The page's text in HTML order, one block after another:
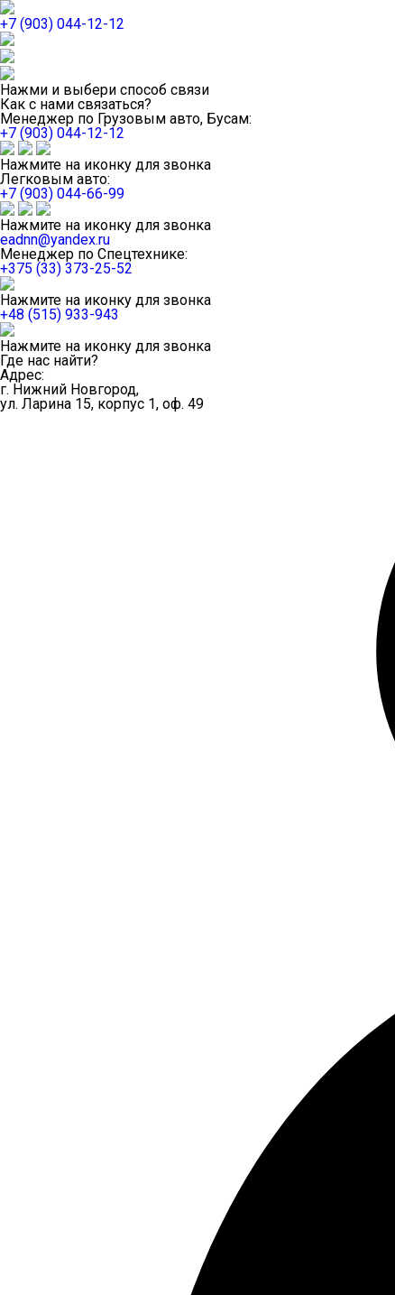
+7 (903) 044-12-12
Нажми и выбери способ связи
Как с нами связаться?
Менеджер по Грузовым авто, Бусам:
+7 (903) 044-12-12
Нажмите на иконку для звонка
Легковым авто:
+7 (903) 044-66-99
Нажмите на иконку для звонка
eadnn@yandex.ru
Менеджер по Спецтехнике:
+375 (33) 373-25-52
Нажмите на иконку для звонка
+48 (515) 933-943
Нажмите на иконку для звонка
Где нас найти?
Адрес:
г. Нижний Новгород,
ул. Ларина 15, корпус 1, оф. 49